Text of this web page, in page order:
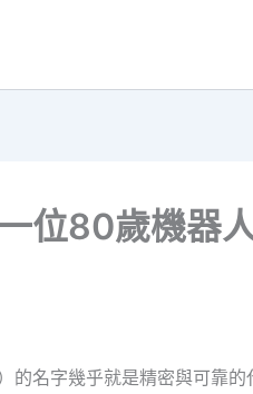
位80歲機器
的名字幾乎就是精密與可靠的